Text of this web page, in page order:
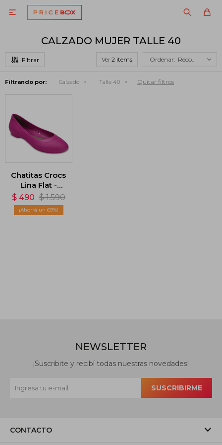

CALZADO MUJER TALLE 40
Ver Recomendados
Filtrando por: Calzado Talle 40 Quitar filtros
Chatitas Crocs
Lina Flat -
Violeta
$ 490 $ 1.590
69
CONTACTO
NEWSLETTER
¡Suscribite y recibí todas nuestras novedades!
SUSCRIBIRME